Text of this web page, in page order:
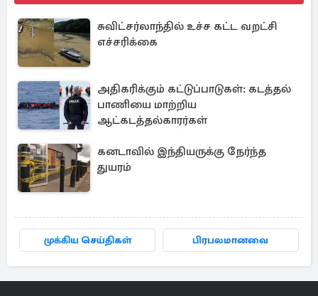
சுவிட்சர்லாந்தில் உச்ச கட்ட வறட்சி
எச்சரிக்கை
அதிகரிக்கும் கட்டுப்பாடுகள்: கடத்தல்
பாணியை மாற்றிய
ஆட்கடத்தல்காரர்கள்
கனடாவில் இந்தியருக்கு நேர்ந்த
துயரம்
முக்கிய செய்திகள் பிரபலமானவை